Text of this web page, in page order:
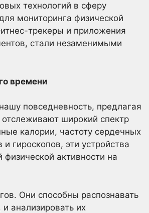
технологий в сферу
мониторинга физической
трекеры и приложения
стали незаменимыми
времени
повседневность, предлагая
широкий спектр
калории, частоту сердечных
гироскопов, эти устройства
активности на
Они способны распознавать
анализировать их